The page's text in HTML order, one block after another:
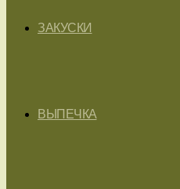
ЗАКУСКИ
ВЫПЕЧКА